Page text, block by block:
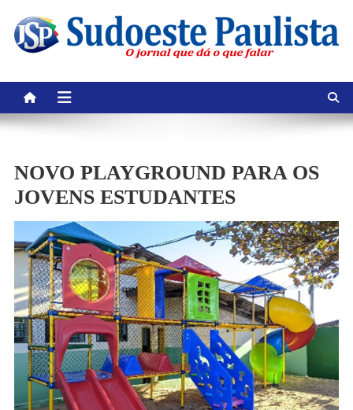
content
NOVO PLAYGROUND PARA OS
JOVENS ESTUDANTES